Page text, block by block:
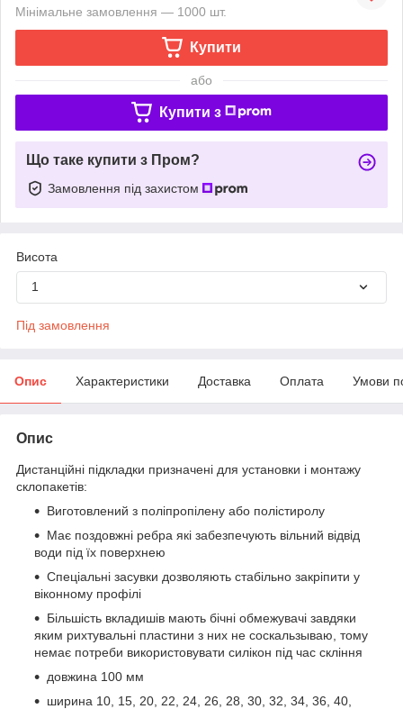
Мінімальне замовлення — 1000 шт.
Купити
або
Купити з
Що таке купити з Пром?
Замовлення під захистом
Висота
1
Під замовлення
Опис Характеристики Доставка Оплата Умови
Опис
Дистанційні підкладки призначені для установки і монтажу
склопакетів:
Виготовлений з поліпропілену або полістиролу
Має поздовжні ребра які забезпечують вільний відвід
води під їх поверхнею
Спеціальні засувки дозволяють стабільно закріпити у
віконному профілі
Більшість вкладишів мають бічні обмежувачі завдяки
яким рихтувальні пластини з них не соскальзываю, тому
немає потреби використовувати силікон під час скління
довжина 100 мм
ширина 10, 15, 20, 22, 24, 26, 28, 30, 32, 34, 36, 40,